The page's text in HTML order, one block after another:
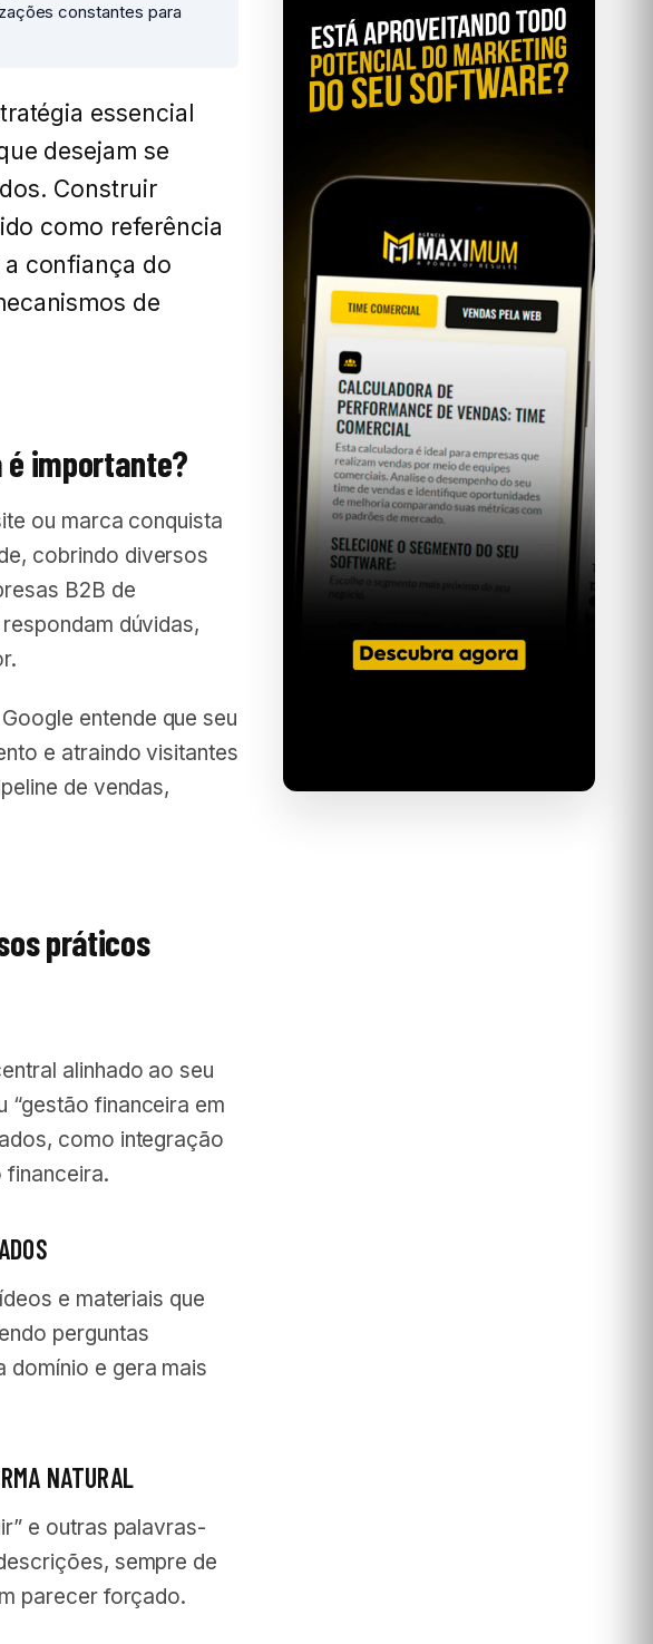
constantes para
essencial
desejam se
Construir
como referência
confiança do
de
é importante?
ou marca conquista
cobrindo diversos
B2B de
dúvidas,
entende que seu
e atraindo visitantes
de vendas,
práticos
alinhado ao seu
“gestão financeira em
como integração
financeira.
e materiais que
perguntas
domínio e gera mais
NATURAL
e outras palavras-
sempre de
parecer forçado.